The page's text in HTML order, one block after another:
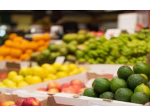
e
s
p
r
i
x
à
l